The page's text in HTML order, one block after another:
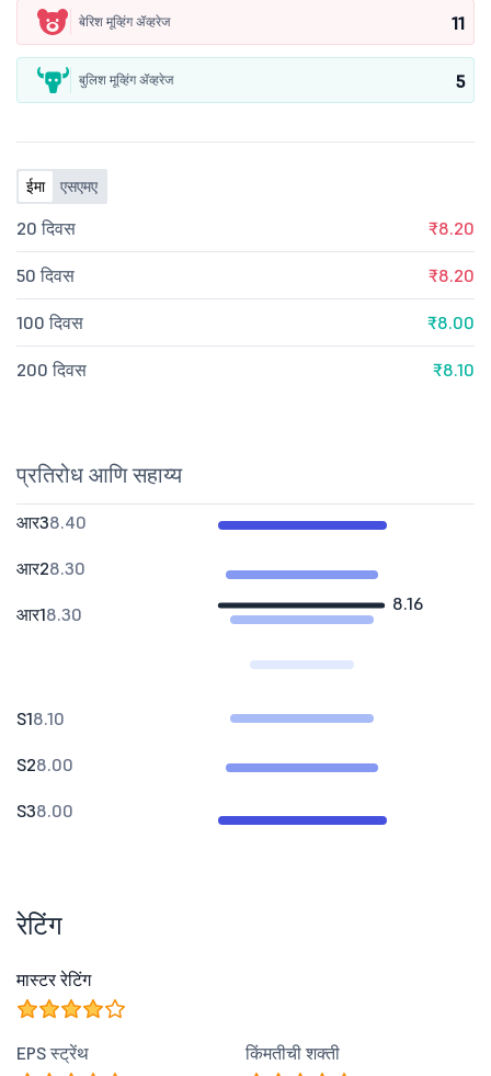
बेरिश मूव्हिंग ॲव्हरेज 11
बुलिश मूव्हिंग ॲव्हरेज 5
ईमा एसएमए
20 दिवस ₹8.20
50 दिवस ₹8.20
100 दिवस ₹8.00
200 दिवस ₹8.10
प्रतिरोध आणि सहाय्य
8.16
आर38.40
आर28.30
आर18.30
S18.10
S28.00
S38.00
रेटिंग
मास्टर रेटिंग
EPS स्ट्रेंथ किंमतीची शक्ती